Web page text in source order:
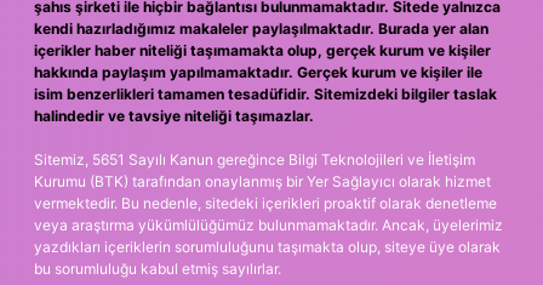
şahıs şirketi ile hiçbir bağlantısı bulunmamaktadır. Sitede yalnızca
kendi hazırladığımız makaleler paylaşılmaktadır. Burada yer alan
içerikler haber niteliği taşımamakta olup, gerçek kurum ve kişiler
hakkında paylaşım yapılmamaktadır. Gerçek kurum ve kişiler ile
isim benzerlikleri tamamen tesadüfidir. Sitemizdeki bilgiler taslak
halindedir ve tavsiye niteliği taşımazlar.
Sitemiz, 5651 Sayılı Kanun gereğince Bilgi Teknolojileri ve İletişim
Kurumu (BTK) tarafından onaylanmış bir Yer Sağlayıcı olarak hizmet
vermektedir. Bu nedenle, sitedeki içerikleri proaktif olarak denetleme
veya araştırma yükümlülüğümüz bulunmamaktadır. Ancak, üyelerimiz
yazdıkları içeriklerin sorumluluğunu taşımakta olup, siteye üye olarak
bu sorumluluğu kabul etmiş sayılırlar.